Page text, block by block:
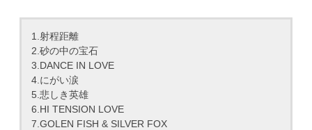
1.射程距離
2.砂の中の宝石
3.DANCE IN LOVE
4.にがい涙
5.悲しき英雄
6.HI TENSION LOVE
7.GOLEN FISH & SILVER FOX